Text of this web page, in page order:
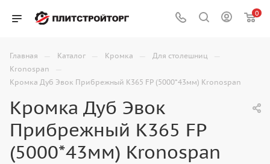
0
Главная — Каталог — Кромка — Для столешниц —
Kronospan —
Кромка Дуб Эвок Прибрежный K365 FP (5000*43мм) Kronospan
Кромка Дуб Эвок
Прибрежный K365 FP
(5000*43мм) Kronospan